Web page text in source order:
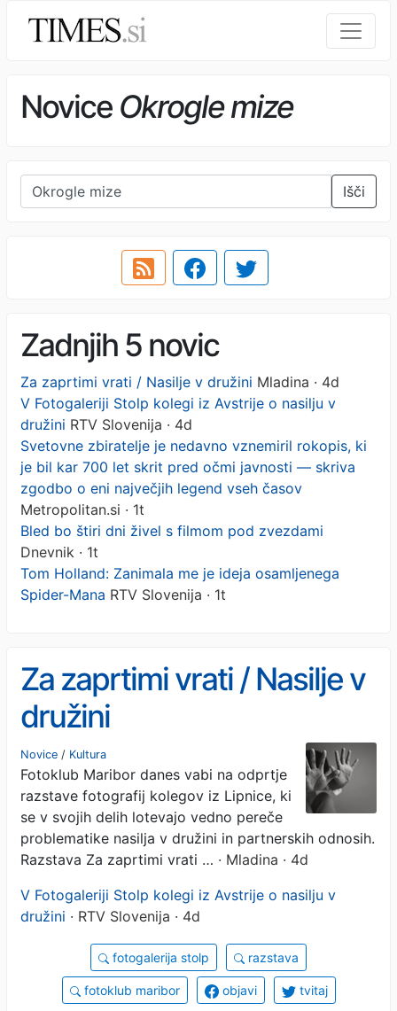
Novice Okrogle mize
Išči
Zadnjih 5 novic
Za zaprtimi vrati / Nasilje v družini Mladina · 4d
V Fotogaleriji Stolp kolegi iz Avstrije o nasilju v
družini RTV Slovenija · 4d
Svetovne zbiratelje je nedavno vznemiril rokopis, ki
je bil kar 700 let skrit pred očmi javnosti — skriva
zgodbo o eni največjih legend vseh časov
Metropolitan.si · 1t
Bled bo štiri dni živel s filmom pod zvezdami
Dnevnik · 1t
Tom Holland: Zanimala me je ideja osamljenega
Spider-Mana RTV Slovenija · 1t
Za zaprtimi vrati / Nasilje v
družini
Novice / Kultura
Fotoklub Maribor danes vabi na odprtje
razstave fotografij kolegov iz Lipnice, ki
se v svojih delih lotevajo vedno pereče
problematike nasilja v družini in partnerskih odnosih.
Razstava Za zaprtimi vrati … · Mladina · 4d
V Fotogaleriji Stolp kolegi iz Avstrije o nasilju v
družini · RTV Slovenija · 4d
fotogalerija stolp razstava
fotoklub maribor objavi tvitaj